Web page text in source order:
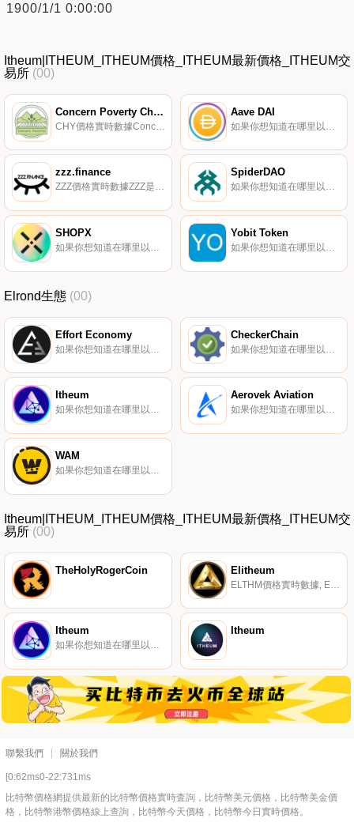
1900/1/1 0:00:00
Itheum|ITHEUM_ITHEUM價格_ITHEUM最新價格_ITHEUM交
易所 (00)
Concern Poverty Chain
CHY價格實時數據Concern Poverty Chain是一個關注世界上最弱勢群體的全球人道主義組織。Concern Poverty Chain將與世界上一些最脆弱的社區合作,通過區塊鏈技術實現持久的變革.
Aave DAI
zzz.finance
ZZZ價格實時數據ZZZ是一個以社區為中心的DeFi項目,旨在借鑒Yearn Finance（YFI）的成功特點,并對其進行改進.
SpiderDAO
如果你想知道在哪里以當前價格購買SpiderDAO,目前交易{SpiderDAO]股票的頂級加密貨幣交易所是MEXC。您可以在我們的加密貨幣交易所頁面上找到其他列表。SpiderDAO是業界第一個硬件支持的DAO,它將多層硬件和軟件工具捆綁在Polkadot之上.
SHOPX
如果你想知道在哪里以當前價格購買SHOPX,目前交易{SHOPX]股票的頂級加密貨幣交易所是Gate.io、MEXC、AscendEX（BitMax）、LATOKEN和HotSHOPXt。您可以在我們的加密貨幣交易所頁面上找到其他列表.
Yobit Token
如果你想知道在哪里以當前價格購買YoYOt Token,目前交易{YoYOt Token]股票的頂級加密貨幣交易所是YoBit。您可以在我們的加密貨幣交易所頁面上找到其他列表。YoYOt Token（YO）是YoYOt Exchange的本地資產.
Elrond生態 (00)
Effort Economy CheckerChain
Itheum
如果你想知道在哪里以當前價格購買Itheum,目前交易{Itheum]股票的頂級加密貨幣交易所是MEXC和Maiar Exchange。您可以在我們的加密貨幣交易所頁面上找到其他列表。Itheum支持Web3和Metaverse中的數據所有權,將您的數據轉化為極具價值的資產.
Aerovek Aviation
如果你想知道在哪里以當前價格購買Aerovek Aviation,目前交易{Aerovek Aviation]股票的頂級加密貨幣交易所是Maiar exchange。您可以在我們的加密貨幣交易所頁面上找到其他列表.
WAM
如果你想知道在哪里以當前價格購買WAM,目前交易{WAM]股票的頂級加密貨幣交易所是Gate.io、LATOKEN、Bilaxy和Maiar Exchange。您可以在我們的加密貨幣交易所頁面上找到其他列表.
Itheum|ITHEUM_ITHEUM價格_ITHEUM最新價格_ITHEUM交
易所 (00)
TheHolyRogerCoin Elitheum
Itheum
如果你想知道在哪里以當前價格購買Itheum,目前交易{Itheum]股票的頂級加密貨幣交易所是MEXC和Maiar Exchange。您可以在我們的加密貨幣交易所頁面上找到其他列表。Itheum支持Web3和Metaverse中的數據所有權,將您的數據轉化為極具價值的資產.
Itheum
聯繫我們 關於我們
[0:62ms0-22:731ms
比特幣價格網提供最新的比特幣價格實時査詢，比特幣美元價格，比特幣美金價
格，比特幣港幣價格線上查詢，比特幣今天價格，比特幣今日實時價格。